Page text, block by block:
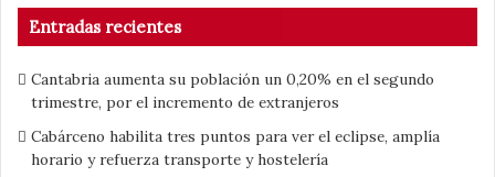
Entradas recientes
Cantabria aumenta su población un 0,20% en el segundo
trimestre, por el incremento de extranjeros
Cabárceno habilita tres puntos para ver el eclipse, amplía
horario y refuerza transporte y hostelería